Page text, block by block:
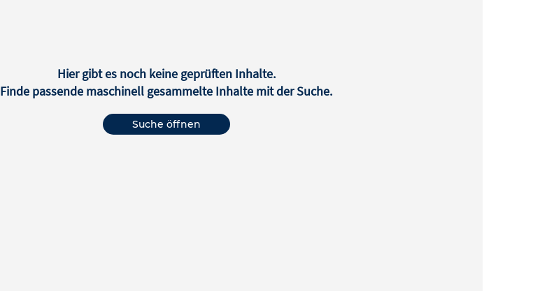
Hier gibt es noch keine geprüften Inhalte.
Finde passende maschinell gesammelte Inhalte mit der Suche.
Suche öffnen